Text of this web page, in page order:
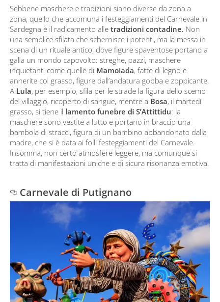
Sebbene maschere e tradizioni siano diverse da zona a
zona, quello che accomuna i festeggiamenti del Carnevale in
Sardegna è il radicamento alle tradizioni contadine. Non
una semplice sfilata che schernisce i potenti, ma la messa in
scena di un rituale antico, dove figure spaventose portano a
galla un mondo capovolto: streghe, pazzi, maschere
inquietanti come quelle di Mamoiada, fatte di legno e
annerite col grasso, figure dall’andatura gobba e zoppicante.
A Lula, per esempio, sfila per le strade la figura dello scemo
del villaggio, ricoperto di sangue, mentre a Bosa, il martedì
grasso, si tiene il lamento funebre di S’Attittidu: la
maschere sono vestite a lutto e portano in braccio una
bambola di stracci, figura di un bambino abbandonato dalla
madre, che si è data ai folli festeggiamenti del Carnevale.
Insomma, non certo atmosfere leggere, ma comunque si
tratta di manifestazioni uniche e di sicura risonanza emotiva.
Carnevale di Putignano